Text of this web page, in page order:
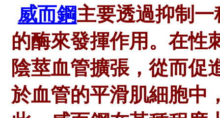
威而鋼主要透過抑制
的酶來發揮作用。在性
陰莖血管擴張，從而促
於血管的平滑肌細胞中